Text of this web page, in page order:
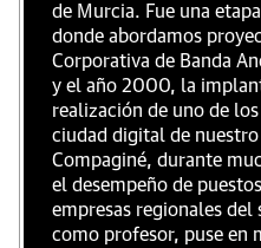
de Murcia. Fue una
donde abordamos
Corporativa de Banda
y el año 2000, la
realización de uno de
ciudad digital de
Compaginé, durante
el desempeño de
empresas regionales
como profesor, puse en